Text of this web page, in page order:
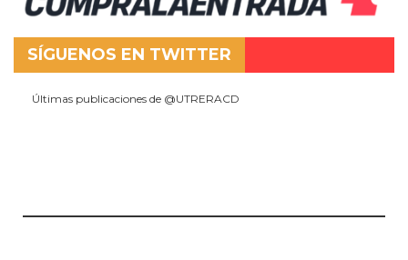
SÍGUENOS EN TWITTER
Últimas publicaciones de @UTRERACD